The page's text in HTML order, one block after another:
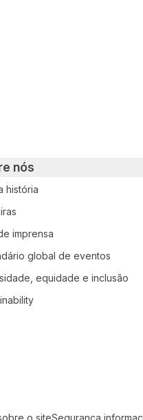
nós
história
imprensa
global de eventos
equidade e inclusão